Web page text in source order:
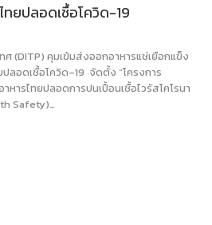
ทยปลอดเชื้อโควิด-19
ศ (DITP) คุมเข้มส่งออกอาหารแช่เยือกแข็ง
ลอดเชื้อโควิด–19 จัดตั้ง “โครงการ
ารไทยปลอดการปนเปื้อนเชื้อไวรัสโคโรนา
Safety)…